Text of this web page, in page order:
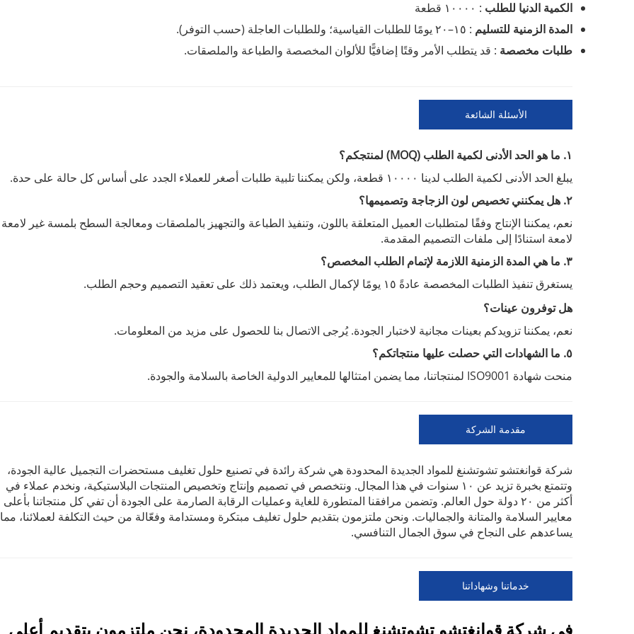
الكمية الدنيا للطلب : ١٠٠٠٠ قطعة
المدة الزمنية للتسليم : ١٥–٢٠ يومًا للطلبات القياسية؛ وللطلبات العاجلة (حسب التوفر).
طلبات مخصصة : قد يتطلب الأمر وقتًا إضافيًّا للألوان المخصصة والطباعة والملصقات.
الأسئلة الشائعة
١. ما هو الحد الأدنى لكمية الطلب (MOQ) لمنتجكم؟
يبلغ الحد الأدنى لكمية الطلب لدينا ١٠٠٠٠ قطعة، ولكن يمكننا تلبية طلبات أصغر للعملاء الجدد على أساس كل حالة على حدة.
٢. هل يمكنني تخصيص لون الزجاجة وتصميمها؟
نعم، يمكننا الإنتاج وفقًا لمتطلبات العميل المتعلقة باللون، وتنفيذ الطباعة والتجهيز بالملصقات ومعالجة السطح بلمسة غير
لامعة استنادًا إلى ملفات التصميم المقدمة.
٣. ما هي المدة الزمنية اللازمة لإتمام الطلب المخصص؟
يستغرق تنفيذ الطلبات المخصصة عادةً ١٥ يومًا
لإكمال الطلب، ويعتمد ذلك على تعقيد التصميم وحجم الطلب.
هل توفرون عينات؟
نعم، يمكننا تزويدكم بعينات مجانية لاختبار الجودة. يُرجى الاتصال بنا للحصول على مزيد من المعلومات.
٥. ما الشهادات التي حصلت عليها منتجاتكم؟
منحت شهادة ISO9001 لمنتجاتنا، مما يضمن امتثالها للمعايير الدولية الخاصة بالسلامة والجودة.
مقدمة الشركة
شركة قوانغتشو تشوتشنغ للمواد الجديدة المحدودة هي شركة رائدة في تصنيع حلول تغليف مستحضرات التجميل عالية الجودة،
وتتمتع بخبرة تزيد عن ١٠ سنوات في هذا المجال. ونتخصص في تصميم وإنتاج وتخصيص المنتجات البلاستيكية، ونخدم عملاء في
أكثر من ٢٠ دولة حول العالم. وتضمن مرافقنا المتطورة للغاية وعمليات الرقابة الصارمة على الجودة أن تفي كل منتجاتنا بأعلى
معايير السلامة والمتانة والجماليات. ونحن ملتزمون بتقديم حلول تغليف مبتكرة ومستدامة وفعّالة من حيث التكلفة لعملائنا، مما
يساعدهم على النجاح في سوق الجمال التنافسي.
خدماتنا وشهاداتنا
في شركة قوانغتشو تشوتشنغ للمواد الجديدة المحدودة، نحن ملتزمون بتقديم أعلى